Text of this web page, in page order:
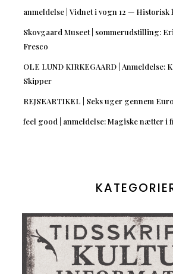
anmeldelse | Vidnet i vogn 12 — Historisk
Skovgaard Museet | sommerudstilling:
Fresco
OLE LUND KIRKEGAARD | Anmeldelse:
Skipper
REJSEARTIKEL | Seks uger gennem
feel good | anmeldelse: Magiske nætter i